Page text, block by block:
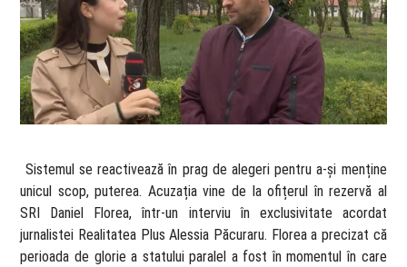
​ Sistemul se reactivează în prag de alegeri pentru a-și menține
unicul scop, puterea. Acuzația vine de la ofițerul în rezervă al
SRI Daniel Florea, într-un interviu în exclusivitate acordat
jurnalistei Realitatea Plus Alessia Păcuraru. Florea a precizat că
perioada de glorie a statului paralel a fost în momentul în care